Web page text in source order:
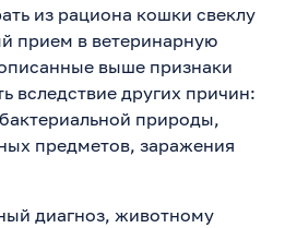
из рациона кошки свеклу
прием в ветеринарную
выше признаки
вследствие других причин:
природы,
предметов, заражения
диагноз, животному